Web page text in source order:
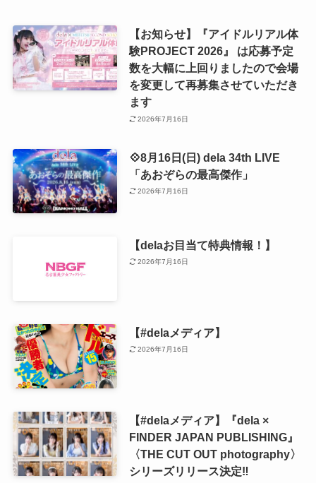
【お知らせ】『アイドルリアル体
験PROJECT 2026』 は応募予定
数を大幅に上回りましたので会場
を変更して再募集させていただき
ます
2026年7月16日
💠8月16日(日) dela 34th LIVE
「あおぞらの最高傑作」
2026年7月16日
【delaお目当て特典情報！】
2026年7月16日
【#delaメディア】
2026年7月16日
【#delaメディア】『dela ×
FINDER JAPAN PUBLISHING』
〈THE CUT OUT photography〉
シリーズリリース決定‼️